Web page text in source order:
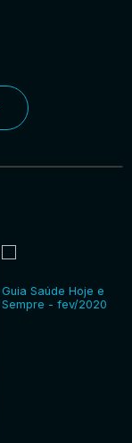
Guia Saúde Hoje e
Sempre - fev/2020